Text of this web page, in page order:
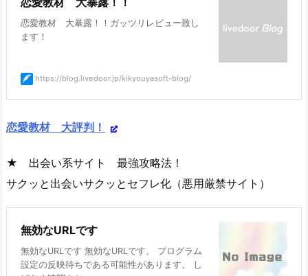
恋愛教材 大暴露！！ガッツリレビュー致し
ます！
https://blog.livedoor.jp/kikyouyasoft-blog/
恋愛教材 大評判！
★ 出会い系サイト 最強攻略法！
サクッと出会いサクッとセフレ化（悪用厳禁サイト）
無効なURLです
無効なURLです 無効なURLです。 プログラム
設定の反映待ちである可能性があります。 し